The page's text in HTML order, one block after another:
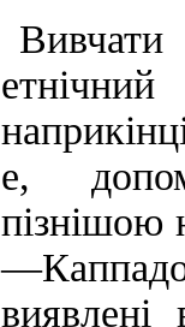
е,
пізнішою